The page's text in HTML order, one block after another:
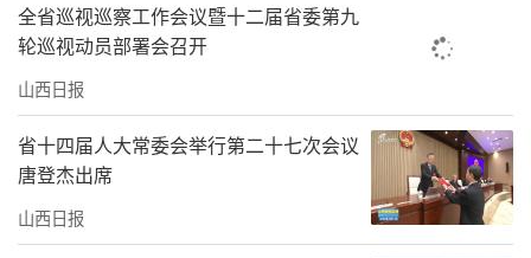
全省巡视巡察工作会议暨十二届省委第九
轮巡视动员部署会召开
山西日报
省十四届人大常委会举行第二十七次会议
唐登杰出席
山西日报